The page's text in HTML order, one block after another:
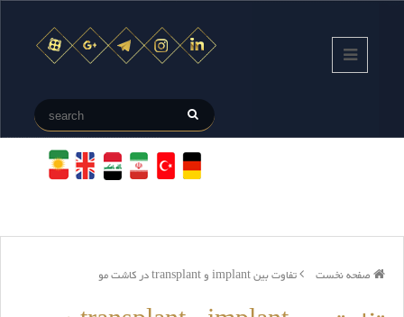
صفحه نخست تفاوت بین implant و transplant در کاشت مو